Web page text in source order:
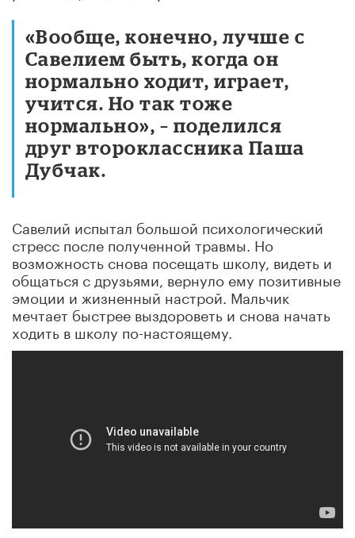
«Вообще, конечно, лучше с
Савелием быть, когда он
нормально ходит, играет,
учится. Но так тоже
нормально», – поделился
друг второклассника Паша
Дубчак.
Савелий испытал большой психологический
стресс после полученной травмы. Но
возможность снова посещать школу, видеть и
общаться с друзьями, вернуло ему позитивные
эмоции и жизненный настрой. Мальчик
мечтает быстрее выздороветь и снова начать
ходить в школу по-настоящему.